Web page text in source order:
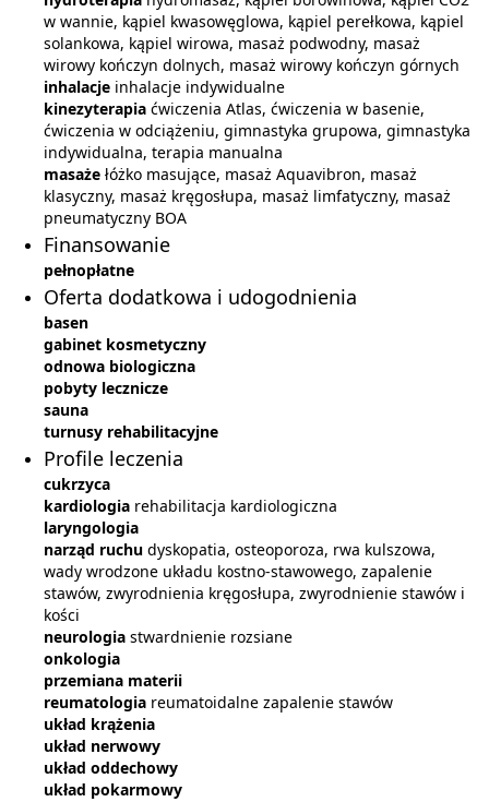
w wannie, kąpiel kwasowęglowa, kąpiel perełkowa, kąpiel
solankowa, kąpiel wirowa, masaż podwodny, masaż
wirowy kończyn dolnych, masaż wirowy kończyn górnych
inhalacje inhalacje indywidualne
kinezyterapia ćwiczenia Atlas, ćwiczenia w basenie,
ćwiczenia w odciążeniu, gimnastyka grupowa, gimnastyka
indywidualna, terapia manualna
masaże łóżko masujące, masaż Aquavibron, masaż
klasyczny, masaż kręgosłupa, masaż limfatyczny, masaż
pneumatyczny BOA
Finansowanie
pełnopłatne
Oferta dodatkowa i udogodnienia
basen
gabinet kosmetyczny
odnowa biologiczna
pobyty lecznicze
sauna
turnusy rehabilitacyjne
Profile leczenia
cukrzyca
kardiologia rehabilitacja kardiologiczna
laryngologia
narząd ruchu dyskopatia, osteoporoza, rwa kulszowa,
wady wrodzone układu kostno-stawowego, zapalenie
stawów, zwyrodnienia kręgosłupa, zwyrodnienie stawów i
kości
neurologia stwardnienie rozsiane
onkologia
przemiana materii
reumatologia reumatoidalne zapalenie stawów
układ krążenia
układ nerwowy
układ oddechowy
układ pokarmowy